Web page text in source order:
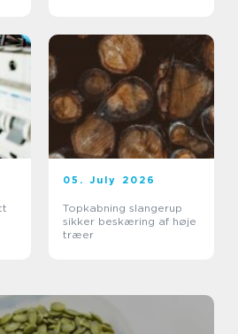
05. July 2026
Topkabning slangerup
sikker beskæring af høje
træer